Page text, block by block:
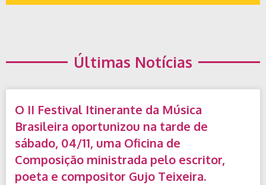
Regulamento
Música Brasileira!
Saiba +
Últimas Notícias
O II Festival Itinerante da Música
Brasileira oportunizou na tarde de
sábado, 04/11, uma Oficina de
Composição ministrada pelo escritor,
poeta e compositor Gujo Teixeira.